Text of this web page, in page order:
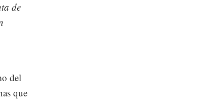
de
del
que